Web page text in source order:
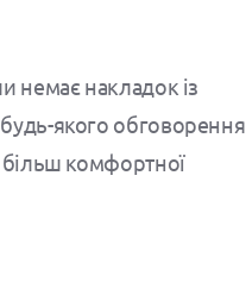
немає накладок із
якого обговорення
комфортної